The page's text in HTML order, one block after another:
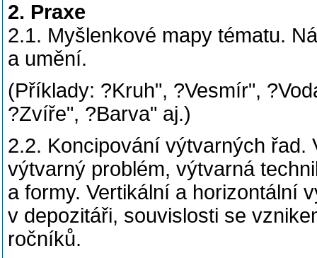
2. Praxe
2.1. Myšlenkové mapy tématu.
a umění.
(Příklady: ?Kruh", ?Vesmír",
?Zvíře", ?Barva" aj.)
2.2. Koncipování výtvarných
výtvarný problém, výtvarná
a formy. Vertikální a horizontální
v depozitáři, souvislosti se
ročníků.